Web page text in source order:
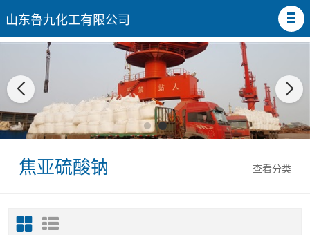
山东鲁九化工有限公司
查看分类
焦亚硫酸钠